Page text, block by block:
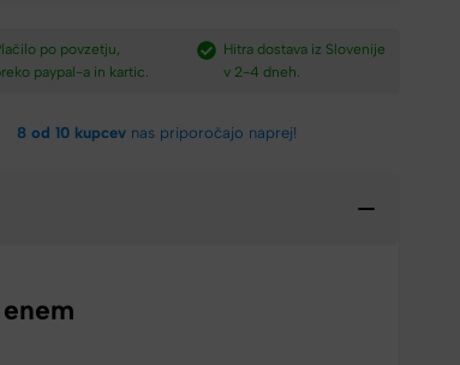
dostava iz Slovenije
2-4 dneh.​
Brezplačna dostava nad
150 €​
8 od 10 kupcevnas priporočajo naprej!